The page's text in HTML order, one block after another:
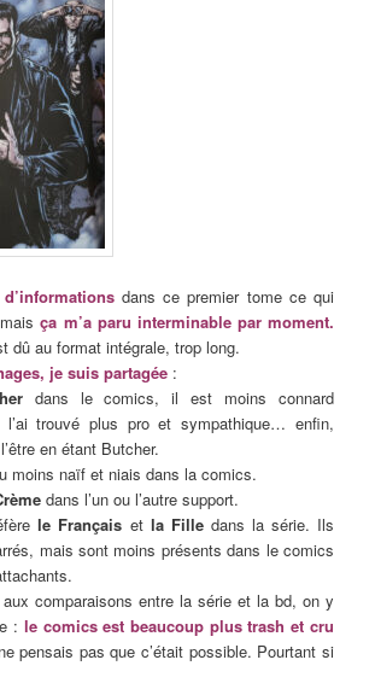
dans ce premier tome ce qui
maisça m’a paru interminable par moment.
dû au format intégrale, trop long.
je suis partagée :
dans le comics, il est moins connard
l’ai trouvé plus pro et sympathique… enfin,
en étant Butcher.
moins naïf et niais dans la comics.
dans l’un ou l’autre support.
le Français et la Filledans la série. Ils
mais sont moins présents dans le comics
aux comparaisons entre la série et la bd, on y
: le comics est beaucoup plus trash et cru
pensais pas que c’était possible. Pourtant si